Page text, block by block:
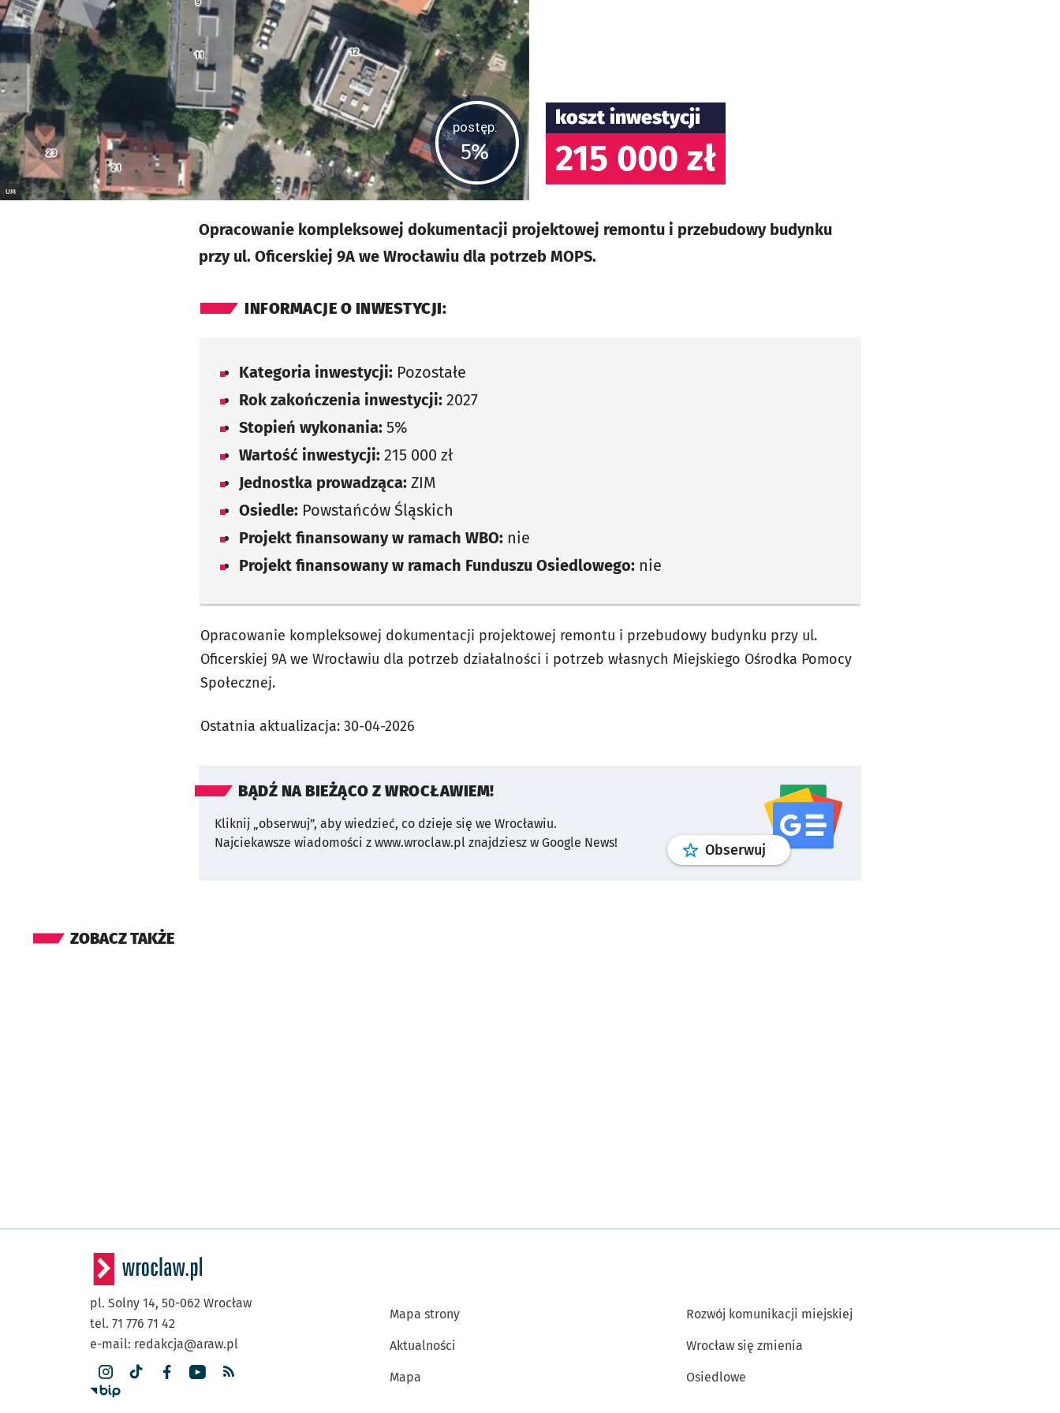
UM
postęp:
5%
koszt inwestycji
215 000 zł
Opracowanie kompleksowej dokumentacji projektowej remontu i przebudowy budynku
przy ul. Oficerskiej 9A we Wrocławiu dla potrzeb MOPS.
INFORMACJE O INWESTYCJI:
Kategoria inwestycji: Pozostałe
Rok zakończenia inwestycji: 2027
Stopień wykonania: 5%
Wartość inwestycji: 215 000 zł
Jednostka prowadząca: ZIM
Osiedle: Powstańców Śląskich
Projekt finansowany w ramach WBO: nie
Projekt finansowany w ramach Funduszu Osiedlowego: nie
Opracowanie kompleksowej dokumentacji projektowej remontu i przebudowy budynku przy ul.
Oficerskiej 9A we Wrocławiu dla potrzeb działalności i potrzeb własnych Miejskiego Ośrodka Pomocy
Społecznej.
Ostatnia aktualizacja: 30-04-2026
BĄDŹ NA BIEŻĄCO Z WROCŁAWIEM!
Kliknij „obserwuj”, aby wiedzieć, co dzieje się we Wrocławiu.
Najciekawsze wiadomości z www.wroclaw.pl znajdziesz w Google News!
Obserwuj profilgoogle news
ZOBACZ TAKŻE
pl. Solny 14, 50-062 Wrocław
tel. 71 776 71 42
e-mail: redakcja@araw.pl
Mapa strony
Aktualności
Mapa
Rozwój komunikacji miejskiej
Wrocław się zmienia
Osiedlowe